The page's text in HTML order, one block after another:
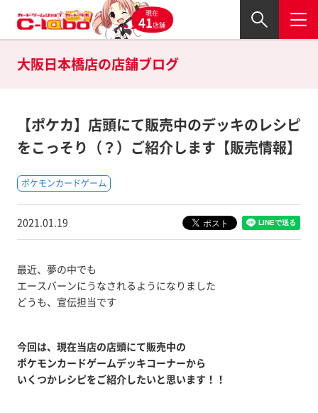
現在
41店舗
大阪日本橋店の店舗ブログ
【ポケカ】店頭にて販売中のデッキのレシピ
をこっそり（？）ご紹介します【販売情報】
ポケモンカードゲーム
2021.01.19
最近、夢の中でも
エースバーンにうなされるようになりました
どうも、宣伝担当です
今回は、現在当店の店頭にて販売中の
ポケモンカードゲームデッキコーナーから
いくつかレシピをご紹介したいと思います！！